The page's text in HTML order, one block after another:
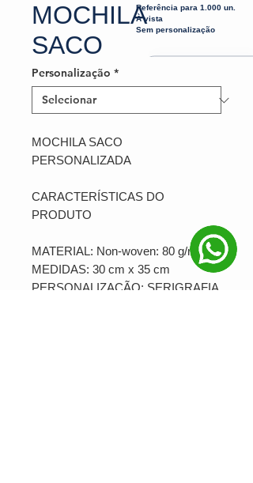
MOCHILA
SACO
Personalização *
MOCHILA SACO
PERSONALIZADA
CARACTERÍSTICAS DO
PRODUTO
MATERIAL: Non-woven: 80 g/m²
MEDIDAS: 30 cm x 35 cm
PERSONALIZAÇÃO: SERIGRAFIA
Referência para 1.000 un.
À vista
Sem personalização